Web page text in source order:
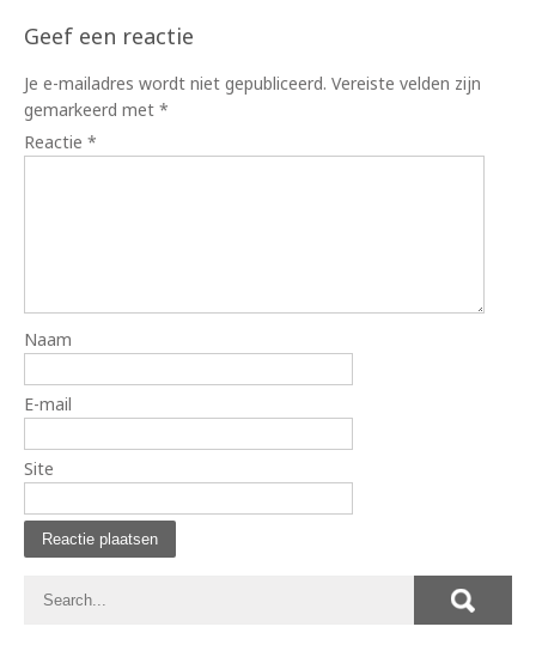
Geef een reactie
Je e-mailadres wordt niet gepubliceerd. Vereiste velden zijn
gemarkeerd met *
Reactie *
Naam
E-mail
Site